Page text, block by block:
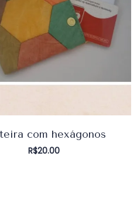
com hexágonos
R$20.00